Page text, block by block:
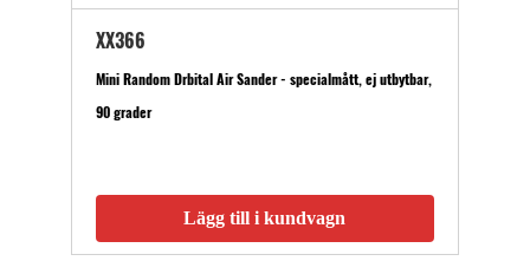
XX366
Mini Random Drbital Air Sander - specialmått, ej utbytbar,
90 grader
Lägg till i kundvagn